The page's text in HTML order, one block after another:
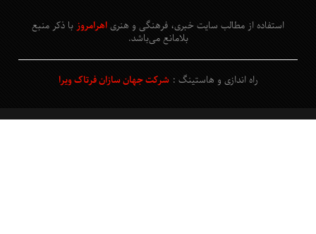
استفاده از مطالب سایت خبری، فرهنگی و هنری اهرامروز با ذکر منبع
بلامانع می‌باشد.
راه اندازی و هاستینگ :شرکت جهان سازان فرتاک ویرا